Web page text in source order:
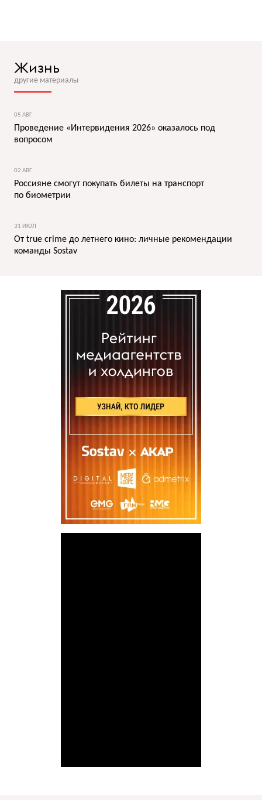
Жизнь
другие материалы
05 АВГ
Проведение «Интервидения 2026» оказалось под
вопросом
02 АВГ
Россияне смогут покупать билеты на транспорт
по биометрии
31 ИЮЛ
От true crime до летнего кино: личные рекомендации
команды Sostav